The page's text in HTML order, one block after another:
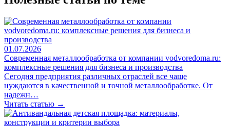
01.07.2026
Современная металлообработка от компании vodvoredoma.ru:
комплексные решения для бизнеса и производства
Сегодня предприятия различных отраслей все чаще
нуждаются в качественной и точной металлообработке. От
надежн…
Читать статью →